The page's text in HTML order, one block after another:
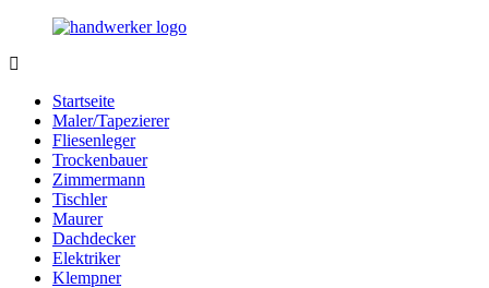
Zurück
Inhalt
Handwerker.de
Ihrer
Nähe
Startseite
Maler/Tapezierer
Fliesenleger
Trockenbauer
Zimmermann
Tischler
Maurer
Dachdecker
Elektriker
Klempner